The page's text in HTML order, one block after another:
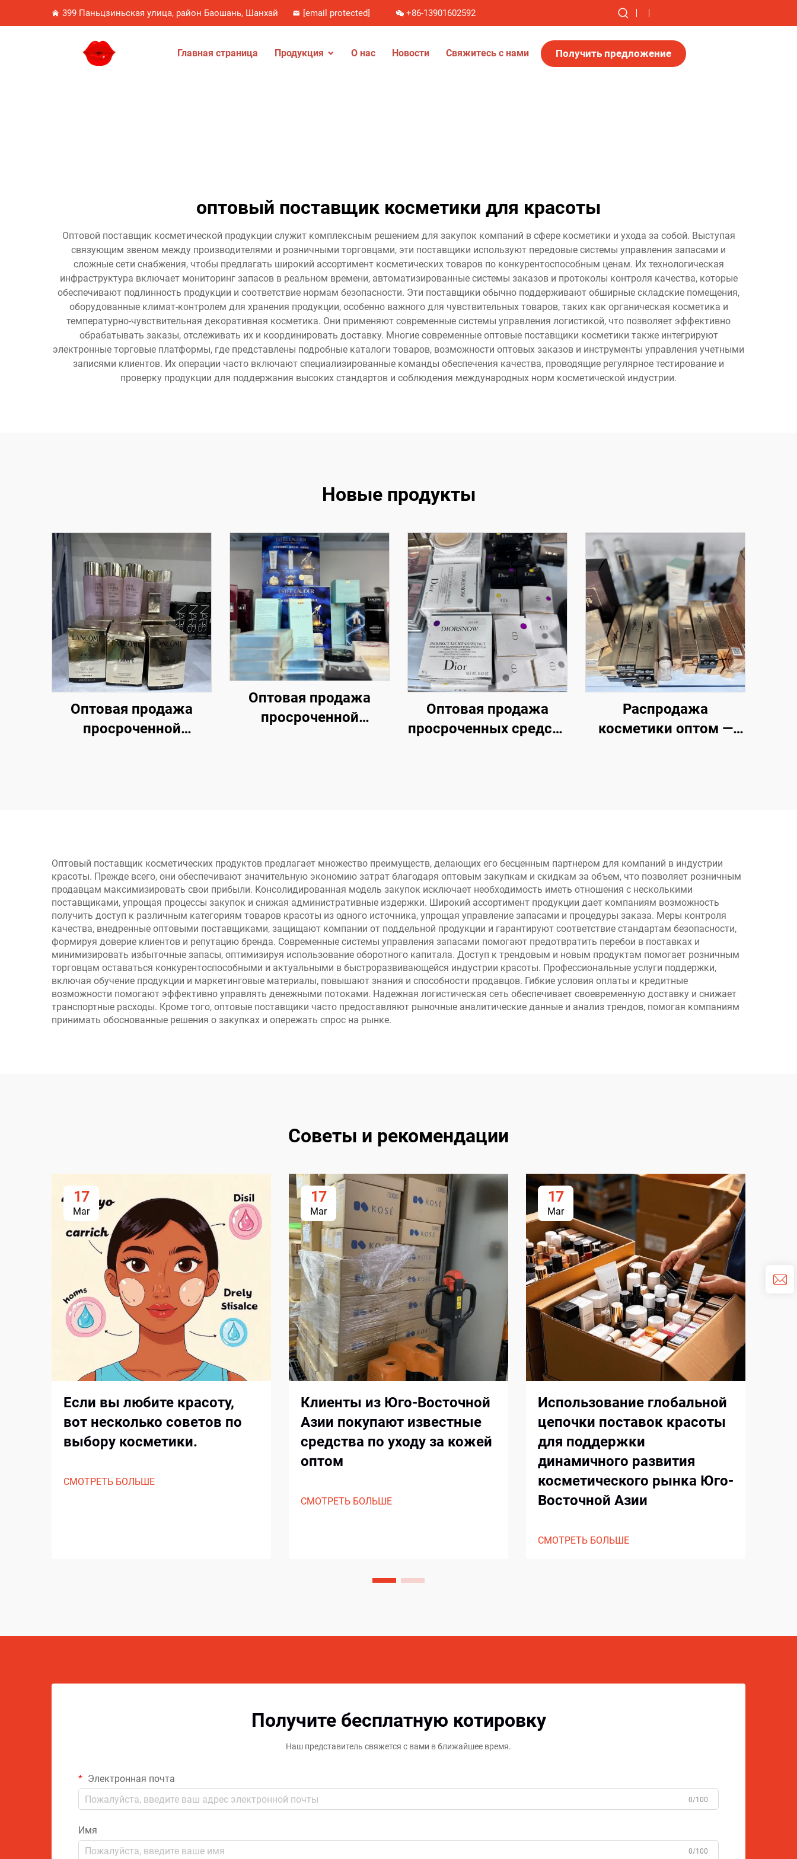
399 Паньцзиньская улица, район Баошань, Шанхай [email protected] +86-13901602592
Главная страница Продукция О нас Новости Свяжитесь с нами Получить предложение
оптовый поставщик косметики для красоты
Оптовой поставщик косметической продукции служит комплексным решением для закупок компаний в сфере косметики и ухода за собой. Выступая
связующим звеном между производителями и розничными торговцами, эти поставщики используют передовые системы управления запасами и
сложные сети снабжения, чтобы предлагать широкий ассортимент косметических товаров по конкурентоспособным ценам. Их технологическая
инфраструктура включает мониторинг запасов в реальном времени, автоматизированные системы заказов и протоколы контроля качества, которые
обеспечивают подлинность продукции и соответствие нормам безопасности. Эти поставщики обычно поддерживают обширные складские помещения,
оборудованные климат-контролем для хранения продукции, особенно важного для чувствительных товаров, таких как органическая косметика и
температурно-чувствительная декоративная косметика. Они применяют современные системы управления логистикой, что позволяет эффективно
обрабатывать заказы, отслеживать их и координировать доставку. Многие современные оптовые поставщики косметики также интегрируют
электронные торговые платформы, где представлены подробные каталоги товаров, возможности оптовых заказов и инструменты управления учетными
записями клиентов. Их операции часто включают специализированные команды обеспечения качества, проводящие регулярное тестирование и
проверку продукции для поддержания высоких стандартов и соблюдения международных норм косметической индустрии.
Новые продукты
Оптовая продажа
просроченной
розничных магазинов
Оптовая продажа
просроченной
Оптовая продажа
просроченных средств
Chanel, MAC,
Maybelline, Kerastase,
Le Labo, La Roche
Posay, Lancome, Dior и
др.
Распродажа
косметики оптом —
Оптовый поставщик косметических продуктов предлагает множество преимуществ, делающих его бесценным партнером для компаний в индустрии
красоты. Прежде всего, они обеспечивают значительную экономию затрат благодаря оптовым закупкам и скидкам за объем, что позволяет розничным
продавцам максимизировать свои прибыли. Консолидированная модель закупок исключает необходимость иметь отношения с несколькими
поставщиками, упрощая процессы закупок и снижая административные издержки. Широкий ассортимент продукции дает компаниям возможность
получить доступ к различным категориям товаров красоты из одного источника, упрощая управление запасами и процедуры заказа. Меры контроля
качества, внедренные оптовыми поставщиками, защищают компании от поддельной продукции и гарантируют соответствие стандартам безопасности,
формируя доверие клиентов и репутацию бренда. Современные системы управления запасами помогают предотвратить перебои в поставках и
минимизировать избыточные запасы, оптимизируя использование оборотного капитала. Доступ к трендовым и новым продуктам помогает розничным
торговцам оставаться конкурентоспособными и актуальными в быстроразвивающейся индустрии красоты. Профессиональные услуги поддержки,
включая обучение продукции и маркетинговые материалы, повышают знания и способности продавцов. Гибкие условия оплаты и кредитные
возможности помогают эффективно управлять денежными потоками. Надежная логистическая сеть обеспечивает своевременную доставку и снижает
транспортные расходы. Кроме того, оптовые поставщики часто предоставляют рыночные аналитические данные и анализ трендов, помогая компаниям
принимать обоснованные решения о закупках и опережать спрос на рынке.
Советы и рекомендации
17
Mar
Если вы любите красоту,
вот несколько советов по
выбору косметики.
СМОТРЕТЬ БОЛЬШЕ
17
Mar
Клиенты из Юго-Восточной
Азии покупают известные
средства по уходу за кожей
оптом
СМОТРЕТЬ БОЛЬШЕ
17
Mar
Использование глобальной
цепочки поставок красоты
для поддержки
динамичного развития
косметического рынка Юго-
Восточной Азии
СМОТРЕТЬ БОЛЬШЕ
Получите бесплатную котировку
Наш представитель свяжется с вами в ближайшее время.
Электронная почта
0/100
Имя
0/100